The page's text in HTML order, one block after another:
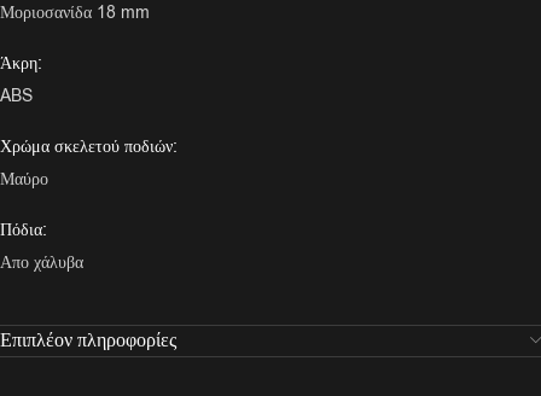
Μοριοσανίδα 18 mm
Άκρη:
ABS
Χρώμα σκελετού ποδιών:
Μαύρο
Πόδια:
Απο χάλυβα
Επιπλέον πληροφορίες